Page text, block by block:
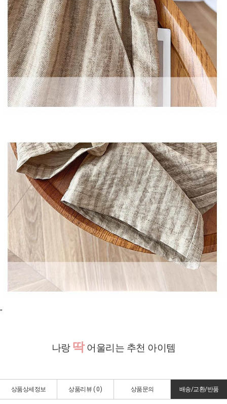
"
나랑 딱어울리는 추천 아이템
상품상세정보 상품리뷰 ( 0) 상품문의 배송/교환/반품